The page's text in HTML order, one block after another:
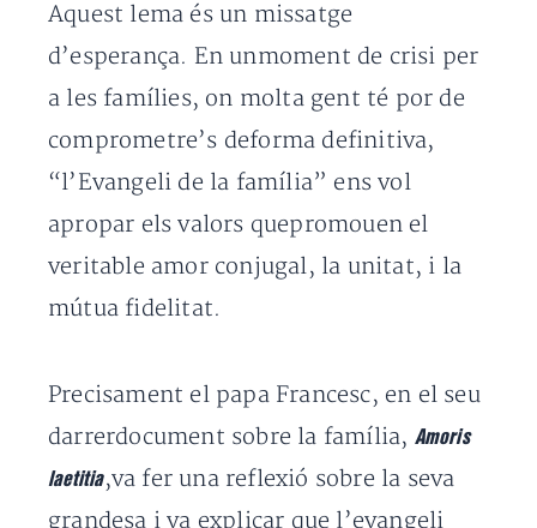
Aquest lema és un missatge
d’esperança. En unmoment de crisi per
a les famílies, on molta gent té por de
comprometre’s deforma definitiva,
“l’Evangeli de la família” ens vol
apropar els valors quepromouen el
veritable amor conjugal, la unitat, i la
mútua fidelitat.
Precisament el papa Francesc, en el seu
darrerdocument sobre la família, Amoris
laetitia,va fer una reflexió sobre la seva
grandesa i va explicar que l’evangeli